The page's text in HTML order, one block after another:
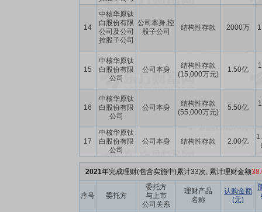
14
中核华原钛
白股份有限
公司及公司
控股子公司
公司本身,控
股子公司
结构性存款 2000万
15
中核华原钛
白股份有限
公司
公司本身
结构性存款
(15,000万元)
1.50亿
16
中核华原钛
白股份有限
公司
公司本身
结构性存款
(55,000万元)
5.50亿
17
中核华原钛
白股份有限
公司
公司本身 结构性存款 2.00亿
2021年完成理财(包含实施中)累计33次, 累计理财金额
序号 委托方
委托方
与上市
公司关系
理财产品
名称
认购金额
(元)